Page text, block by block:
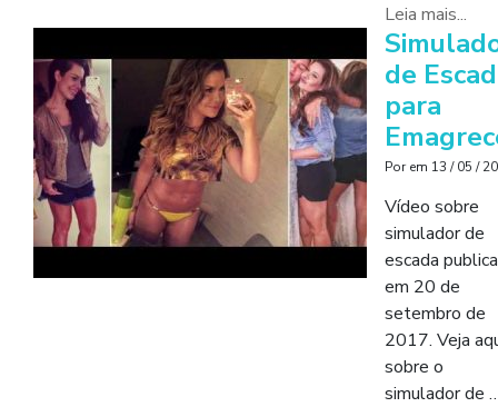
Leia mais...
de
para
Porem 13 / 05 /
Vídeo sobre
simulador de
escada
em 20 de
setembro de
2017. Veja
sobre o
simulador de